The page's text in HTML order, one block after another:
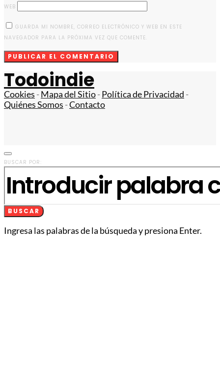
WEB
GUARDA MI NOMBRE, CORREO ELECTRÓNICO Y WEB EN ESTE
NAVEGADOR PARA LA PRÓXIMA VEZ QUE COMENTE.
Todoindie
Cookies -Mapa del Sitio-Política de Privacidad -
Quiénes Somos -Contacto
BUSCAR POR:
BUSCAR
Ingresa las palabras de la búsqueda y presiona Enter.